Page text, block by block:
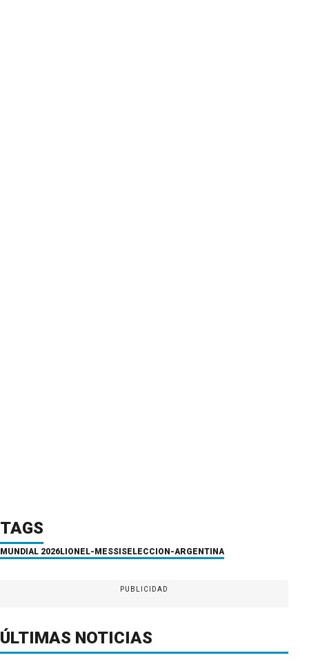
TAGS
MUNDIAL 2026 LIONEL-MESSI SELECCION-ARGENTINA
PUBLICIDAD
ÚLTIMAS NOTICIAS